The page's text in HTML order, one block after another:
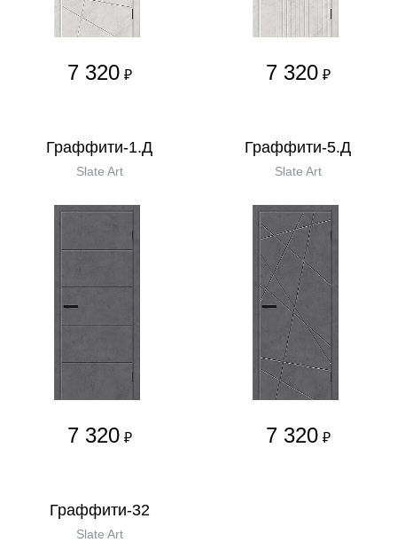
7 320 ₽ 7 320 ₽
Граффити-1.Д
Slate Art
7 320 ₽
Граффити-5.Д
Slate Art
7 320 ₽
Граффити-32
Slate Art